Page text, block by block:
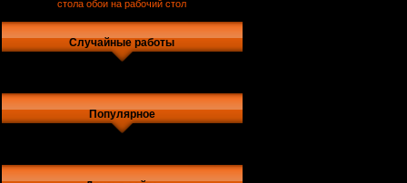
стола обои на рабочий стол
Случайные работы
Популярное